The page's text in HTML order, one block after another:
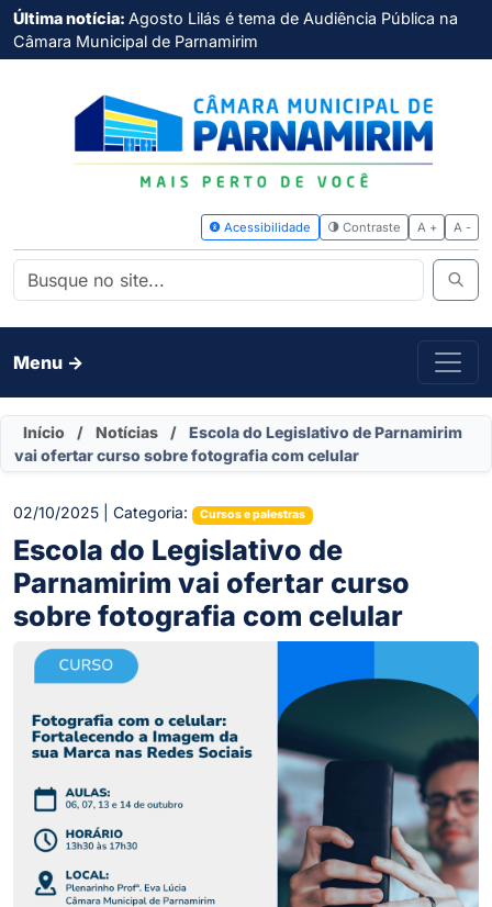
Última notícia: Agosto Lilás é tema de Audiência Pública na
Câmara Municipal de Parnamirim
Menu ->
Início / Notícias /
Escola do Legislativo de Parnamirim
vai ofertar curso sobre fotografia com celular
02/10/2025 | Categoria: Cursos e palestras
Escola do Legislativo de
Parnamirim vai ofertar curso
sobre fotografia com celular